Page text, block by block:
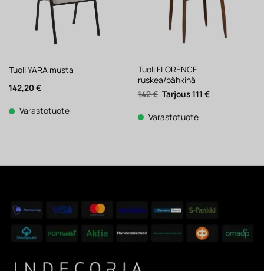
Tuoli YARA musta
142,20 €
Varastotuote
Tuoli FLORENCE
ruskea/pähkinä
142€ Alkuperäinen
hinta
142 €.
111 €Nykyinen
Varastotuote